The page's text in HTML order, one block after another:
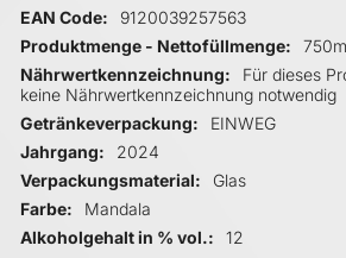
EAN Code
9120039257563
Produktmenge - Nettofüllmenge
Nährwertkennzeichnung
Für dieses
keine Nährwertkennzeichnung notwendig
Getränkeverpackung
EINWEG
Jahrgang
2024
Verpackungsmaterial
Glas
Farbe
Mandala
Alkoholgehalt in % vol.
12